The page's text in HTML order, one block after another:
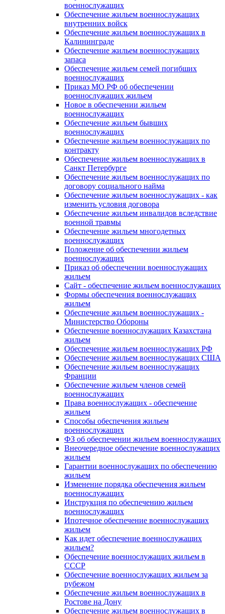
военнослужащих
Обеспечение жильем военнослужащих
внутренних войск
Обеспечение жильем военнослужащих в
Калининграде
Обеспечение жильем военнослужащих
запаса
Обеспечение жильем семей погибших
военнослужащих
Приказ МО РФ об обеспечении
военнослужащих жильем
Новое в обеспечении жильем
военнослужащих
Обеспечение жильем бывших
военнослужащих
Обеспечение жильем военнослужащих по
контракту
Обеспечение жильем военнослужащих в
Санкт Петербурге
Обеспечение жильем военнослужащих по
договору социального найма
Обеспечение жильем военнослужащих - как
изменить условия договора
Обеспечение жильем инвалидов вследствие
военной травмы
Обеспечение жильем многодетных
военнослужащих
Положение об обеспечении жильем
военнослужащих
Приказ об обеспечении военнослужащих
жильем
Сайт - обеспечение жильем военнослужащих
Формы обеспечения военнослужащих
жильем
Обеспечение жильем военнослужащих -
Министерство Обороны
Обеспечение военнослужащих Казахстана
жильем
Обеспечение жильем военнослужащих РФ
Обеспечение жильем военнослужащих США
Обеспечение жильем военнослужащих
Франции
Обеспечение жильем членов семей
военнослужащих
Права военнослужащих - обеспечение
жильем
Способы обеспечения жильем
военнослужащих
ФЗ об обеспечении жильем военнослужащих
Внеочередное обеспечение военнослужащих
жильем
Гарантии военнослужащих по обеспечению
жильем
Изменение порядка обеспечения жильем
военнослужащих
Инструкция по обеспечению жильем
военнослужащих
Ипотечное обеспечение военнослужащих
жильем
Как идет обеспечение военнослужащих
жильем?
Обеспечение военнослужащих жильем в
СССР
Обеспечение военнослужащих жильем за
рубежом
Обеспечение жильем военнослужащих в
Ростове на Дону
Обеспечение жильем военнослужащих в